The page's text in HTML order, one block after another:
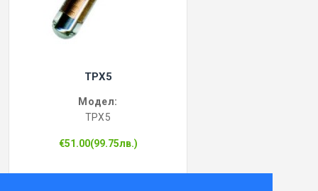
TPX5
Модел:
TPX5
€51.00(99.75лв.)